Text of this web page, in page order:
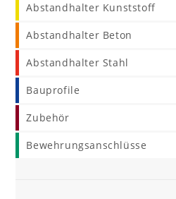
Abstandhalter Kunststoff
Abstandhalter Beton
Abstandhalter Stahl
Bauprofile
Zubehör
Bewehrungsanschlüsse